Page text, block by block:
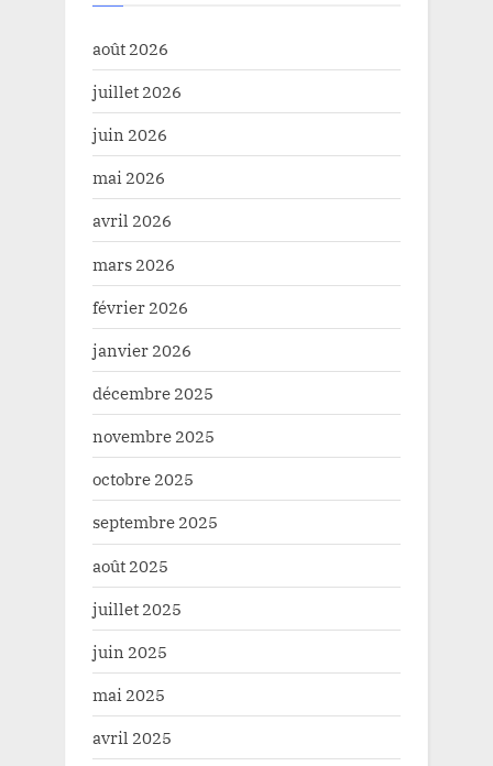
août 2026
juillet 2026
juin 2026
mai 2026
avril 2026
mars 2026
février 2026
janvier 2026
décembre 2025
novembre 2025
octobre 2025
septembre 2025
août 2025
juillet 2025
juin 2025
mai 2025
avril 2025